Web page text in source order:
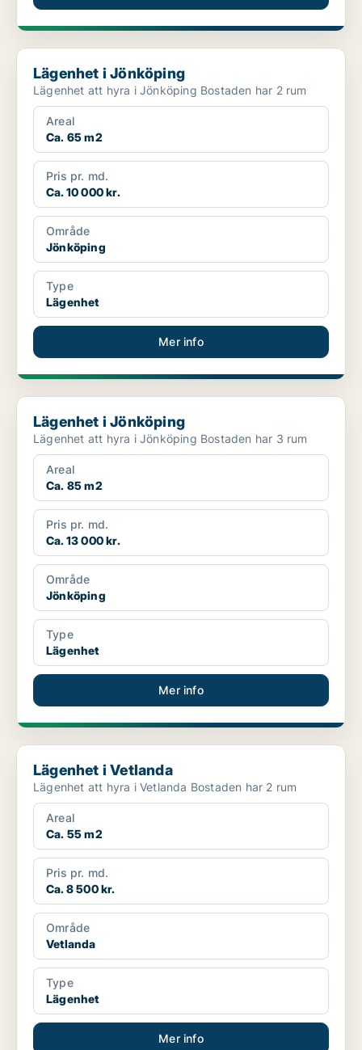
Lägenhet i Jönköping
Lägenhet i Jönköping
Lägenhet att hyra i Jönköping Bostaden har 2 rum
Areal
Ca. 65 m2
Pris pr. md.
Ca. 10 000 kr.
Område
Jönköping
Type
Lägenhet
Mer info
Lägenhet i Jönköping
Lägenhet i Jönköping
Lägenhet att hyra i Jönköping Bostaden har 3 rum
Areal
Ca. 85 m2
Pris pr. md.
Ca. 13 000 kr.
Område
Jönköping
Type
Lägenhet
Mer info
Lägenhet i Vetlanda
Lägenhet i Vetlanda
Lägenhet att hyra i Vetlanda Bostaden har 2 rum
Areal
Ca. 55 m2
Pris pr. md.
Ca. 8 500 kr.
Område
Vetlanda
Type
Lägenhet
Mer info